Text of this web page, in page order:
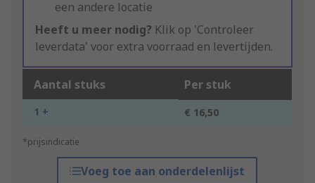
een andere locatie
Heeft u meer nodig? Klik op 'Controleer
leverdata' voor extra voorraad en levertijden.
Aantal stuks Per stuk
1 + € 16,50
*prijsindicatie
Voeg toe aan onderdelenlijst